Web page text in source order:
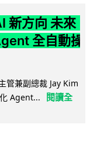
新方向 未來
全自動操
管兼副總裁 Jay Kim
Agent...
閱讀全